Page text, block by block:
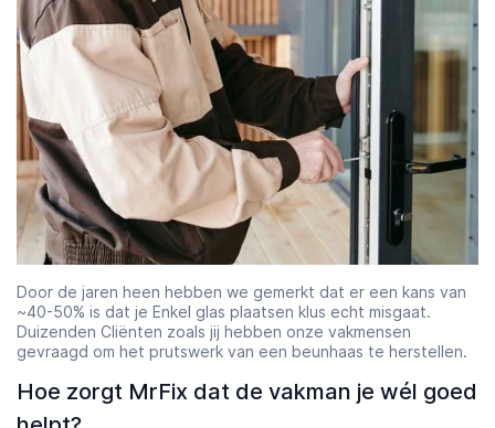
Door de jaren heen hebben we gemerkt dat er een kans van
~40-50% is dat je Enkel glas plaatsen klus echt misgaat.
Duizenden Cliënten zoals jij hebben onze vakmensen
gevraagd om het prutswerk van een beunhaas te herstellen.
Hoe zorgt MrFix dat de vakman je wél goed